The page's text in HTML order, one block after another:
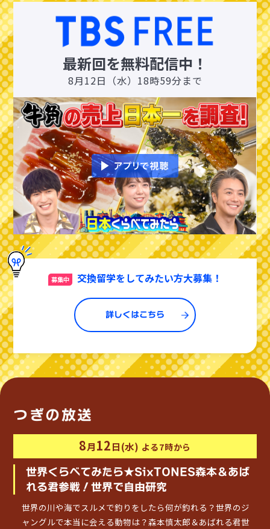
最新回を無料配信中！
8月12日（水）18時59分まで
募集中 交換留学をしてみたい方大募集！
詳しくはこちら
つぎの放送
8月12日(水) よる7時から
世界くらべてみたら★SixTONES森本＆あば
れる君参戦！世界で自由研究
世界の川や海でスルメで釣りをしたら何が釣れる？世界のジ
ャングルで本当に会える動物は？森本慎太郎＆あばれる君世